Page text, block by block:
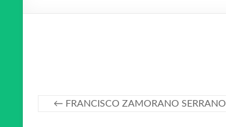
← FRANCISCO ZAMORANO SERRANO